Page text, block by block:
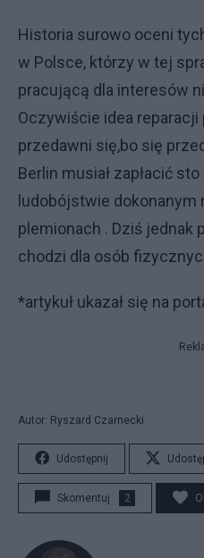
Historia surowo oceni
w Polsce, którzy w tej
pracującą dla interesów
Oczywiście idea
przedawni się,bo się
Berlin musiał zapłacić
ludobójstwie
plemionach . Dziś jednak
chodzi dla osób
*artykuł ukazał się na
Autor: Ryszard Czarnecki
Udostępnij
Skomentuj 2